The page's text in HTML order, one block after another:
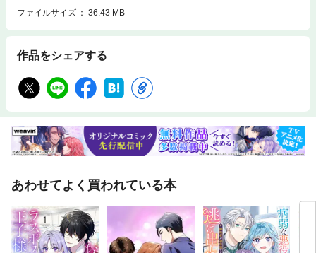
的基礎的な重さの概念９．ことばだけの「知識」とそれをこえるもの10．
ファイルサイズ
36.43 MB
作品をシェアする
あわせてよく買われている本